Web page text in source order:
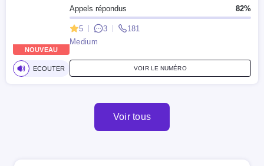
NOUVEAU
Appels répondus 82%
5 3
181
Medium
ECOUTER VOIR LE NUMÉRO
Voir tous